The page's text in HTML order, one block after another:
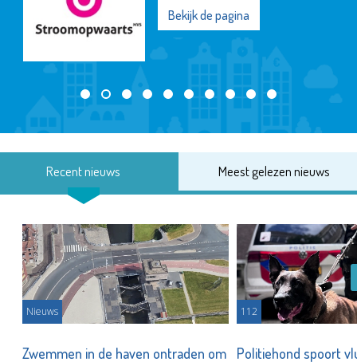
Bekijk de pagina
Recent nieuws Meest gelezen nieuws
Nieuws
Zwemmen in de haven ontraden om
112
Politiehond spoort